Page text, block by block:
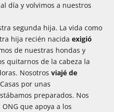
día y volvimos a nuestros
segunda hija. La vida como
hija recién nacida exigió
de nuestras hondas y
quitarnos de la cabeza la
Nosotros viajé de
por unas
preparados. Nos
que apoya a los